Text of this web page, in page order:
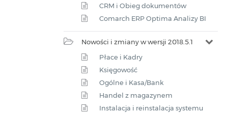
CRM i Obieg dokumentów
Comarch ERP Optima Analizy BI
Nowości i zmiany w wersji 2018.5.1
Płace i Kadry
Księgowość
Ogólne i Kasa/Bank
Handel z magazynem
Instalacja i reinstalacja systemu